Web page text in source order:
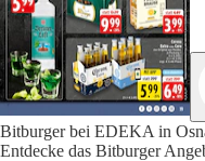
Bitburger bei EDEKA in
Entdecke das Bitburger